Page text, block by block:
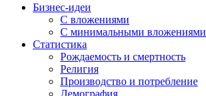
Бизнес-идеи
С вложениями
С минимальными вложениями
Статистика
Рождаемость и смертность
Религия
Производство и потребление
Демография